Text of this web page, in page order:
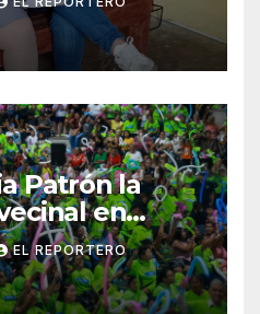
Patrón la
en
a comités de
prevención
EL REPORTERO